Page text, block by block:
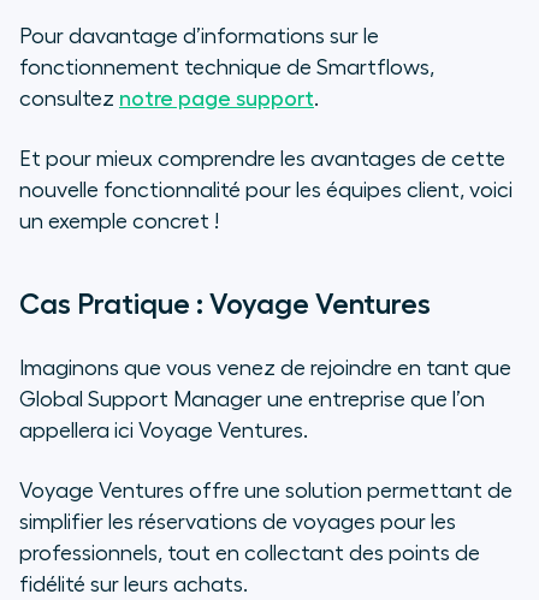
Pour davantage d’informations sur le
fonctionnement technique de Smartflows,
consultez notre page support.
Et pour mieux comprendre les avantages de cette
nouvelle fonctionnalité pour les équipes client, voici
un exemple concret !
Cas Pratique : Voyage Ventures
Imaginons que vous venez de rejoindre en tant que
Global Support Manager une entreprise que l’on
appellera ici Voyage Ventures.
Voyage Ventures offre une solution permettant de
simplifier les réservations de voyages pour les
professionnels, tout en collectant des points de
fidélité sur leurs achats.